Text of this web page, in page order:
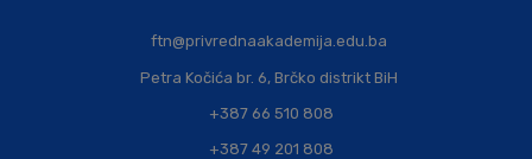
ftn@privrednaakademija.edu.ba
Petra Kočića br. 6, Brčko distrikt BiH
+387 66 510 808
+387 49 201 808